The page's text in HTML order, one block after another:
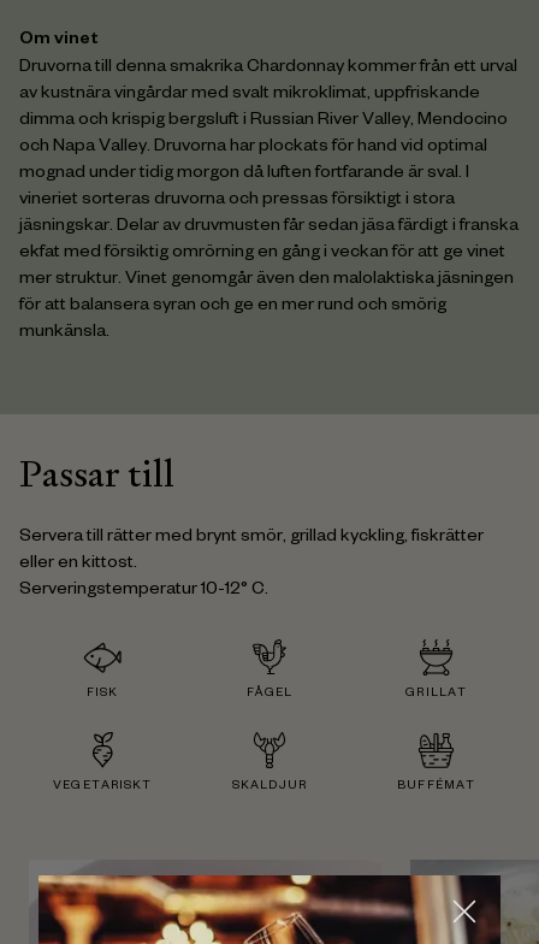
Om vinet
Druvorna till denna smakrika Chardonnay kommer från ett urval
av kustnära vingårdar med svalt mikroklimat, uppfriskande
dimma och krispig bergsluft i Russian River Valley, Mendocino
och Napa Valley. Druvorna har plockats för hand vid optimal
mognad under tidig morgon då luften fortfarande är sval. I
vineriet sorteras druvorna och pressas försiktigt i stora
jäsningskar. Delar av druvmusten får sedan jäsa färdigt i franska
ekfat med försiktig omrörning en gång i veckan för att ge vinet
mer struktur. Vinet genomgår även den malolaktiska jäsningen
för att balansera syran och ge en mer rund och smörig
munkänsla.
Passar till
Servera till rätter med brynt smör, grillad kyckling, fiskrätter
eller en kittost.
Serveringstemperatur 10-12° C.
FISK FÅGEL GRILLAT
VEGETARISKT SKALDJUR BUFFÉMAT